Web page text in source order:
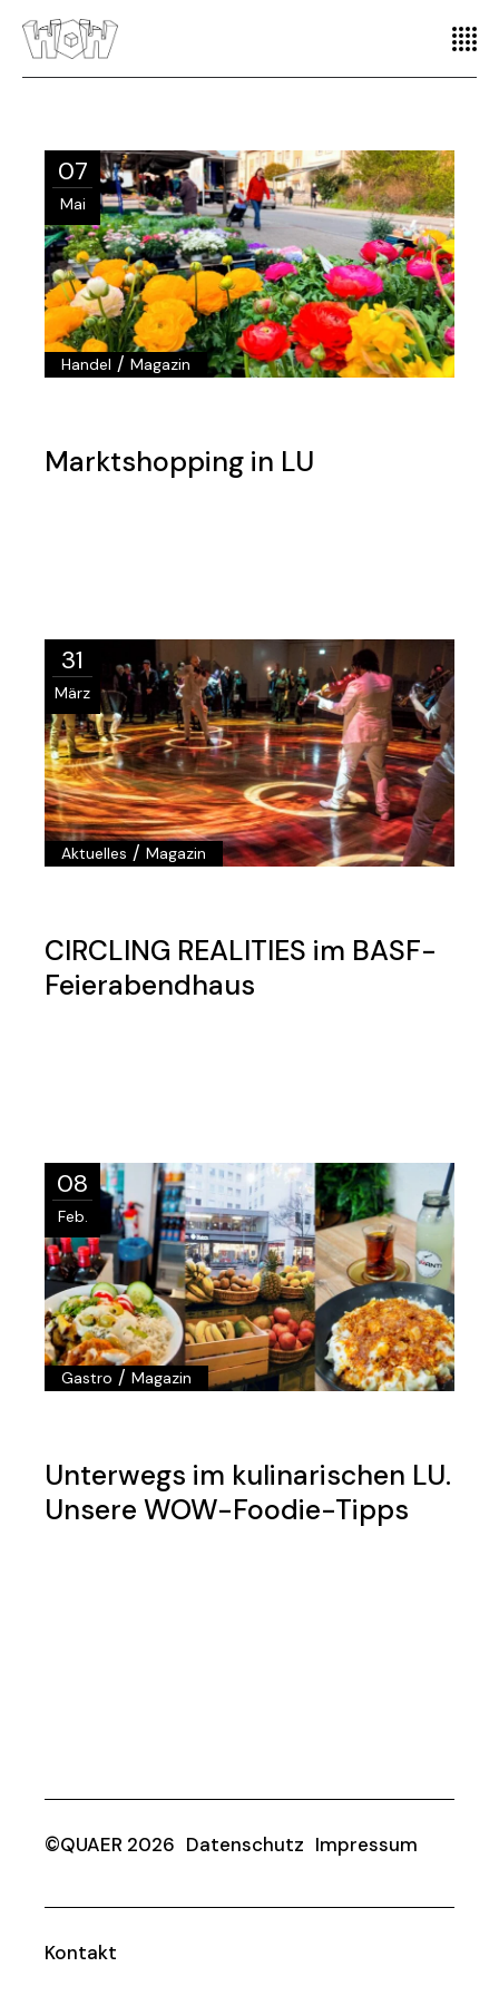
07
Mai
Handel /Magazin
Marktshopping in LU
31
März
Aktuelles /Magazin
CIRCLING REALITIES im BASF-
Feierabendhaus
08
Feb.
Gastro /Magazin
Unterwegs im kulinarischen LU.
Unsere WOW-Foodie-Tipps
©QUAER 2026 Datenschutz Impressum
Kontakt